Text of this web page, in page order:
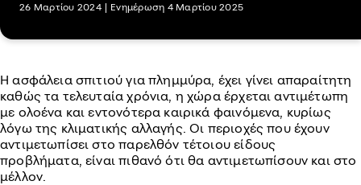
26 Μαρτίου 2024 | Ενημέρωση 4 Μαρτίου 2025
Η ασφάλεια σπιτιού για πλημμύρα, έχει γίνει απαραίτητη
καθώς τα τελευταία χρόνια, η χώρα έρχεται αντιμέτωπη
με ολοένα και εντονότερα καιρικά φαινόμενα, κυρίως
λόγω της κλιματικής αλλαγής. Οι περιοχές που έχουν
αντιμετωπίσει στο παρελθόν τέτοιου είδους
προβλήματα, είναι πιθανό ότι θα αντιμετωπίσουν και στο
μέλλον.